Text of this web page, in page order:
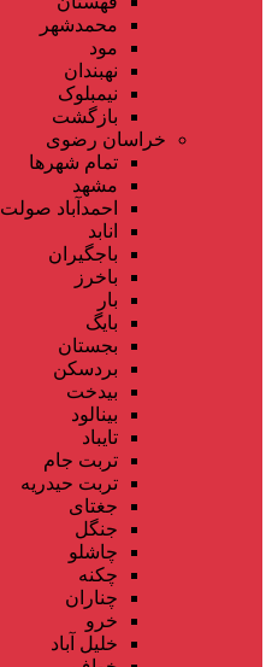
محمدشهر
مود
نهبندان
نیمبلوک
بازگشت
خراسان رضوی
تمام شهر‌ها
مشهد
احمدآباد صولت
انابد
باجگیران
باخرز
بار
بایگ
بجستان
بردسکن
بیدخت
بینالود
تایباد
تربت جام
تربت حیدریه
جغتای
جنگل
چاشلو
چکنه
چناران
خرو
خلیل آباد